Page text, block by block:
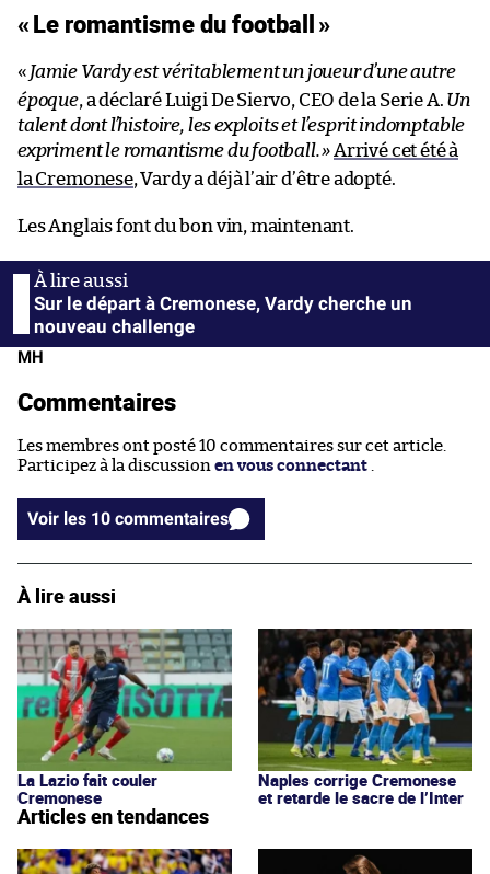
«Le romantisme du football»
« Jamie Vardy est véritablement un joueur d’une autre
époque, a déclaré Luigi De Siervo, CEO de la Serie A. Un
talent dont l’histoire, les exploits et l’esprit indomptable
expriment le romantisme du football.»Arrivé cet été à
la Cremonese, Vardy a déjà l’air d’être adopté.
Les Anglais font du bon vin, maintenant.
Sur le départ à Cremonese, Vardy cherche un
nouveau challenge
MH
Commentaires
Les membres ont posté 10 commentaires sur cet article.
Participez à la discussion en vous connectant
Voir les 10 commentaires
À lire aussi
La Lazio fait couler
Cremonese
Naples corrige Cremonese
et retarde le sacre de l’Inter
Articles en tendances